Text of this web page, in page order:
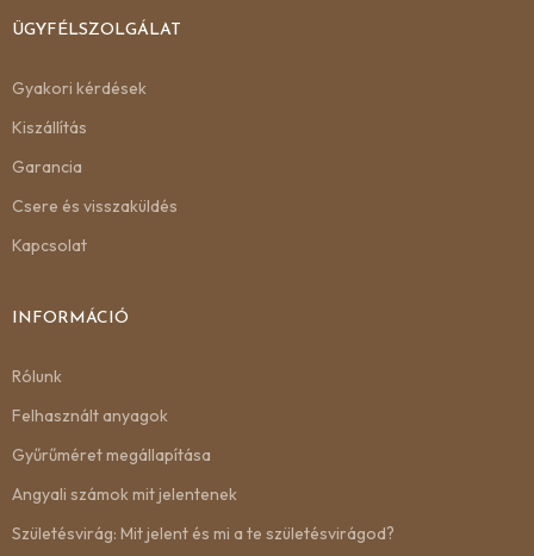
ÜGYFÉLSZOLGÁLAT
Gyakori kérdések
Kiszállítás
Garancia
Csere és visszaküldés
Kapcsolat
INFORMÁCIÓ
Rólunk
Felhasznált anyagok
Gyűrűméret megállapítása
Angyali számok mit jelentenek
Születésvirág: Mit jelent és mi a te születésvirágod?